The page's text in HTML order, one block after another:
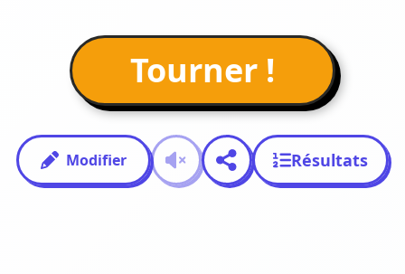
Tourner !
Modifier Résultats